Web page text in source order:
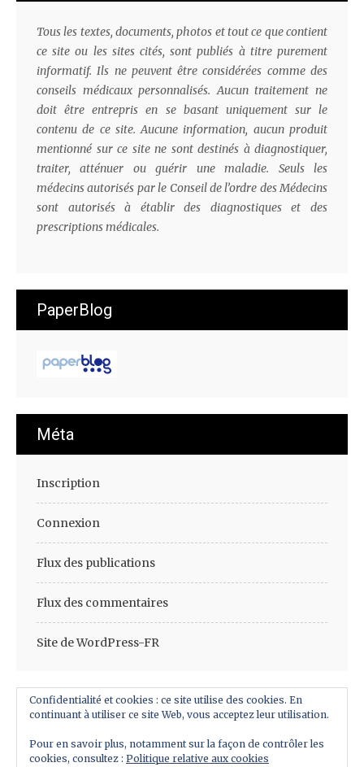
Tous les textes, documents, photos et tout ce que contient
ce site ou les sites cités, sont publiés à titre purement
informatif. Ils ne peuvent être considérées comme des
conseils médicaux personnalisés. Aucun traitement ne
doit être entrepris en se basant uniquement sur le
contenu de ce site. Aucune information, aucun produit
mentionné sur ce site ne sont destinés à diagnostiquer,
traiter, atténuer ou guérir une maladie. Seuls les
médecins autorisés par le Conseil de l’ordre des Médecins
sont autorisés à établir des diagnostiques et des
prescriptions médicales.
PaperBlog
Méta
Inscription
Connexion
Flux des publications
Flux des commentaires
Site de WordPress-FR
Confidentialité et cookies : ce site utilise des cookies. En
continuant à utiliser ce site Web, vous acceptez leur utilisation.
Pour en savoir plus, notamment sur la façon de contrôler les
cookies, consultez : Politique relative aux cookies